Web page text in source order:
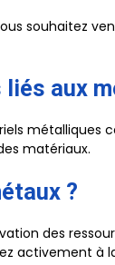
souhaitez
aux
matériaux.
?
des
activement à